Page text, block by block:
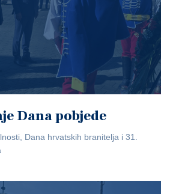
Dana pobjede
Dana hrvatskih branitelja i 31.